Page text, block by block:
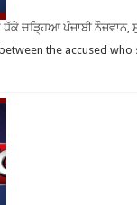
ਧੱਕੇ ਚੜ੍ਹਿਆ ਪੰਜਾਬੀ ਨੌਜਵਾਨ,
the accused who